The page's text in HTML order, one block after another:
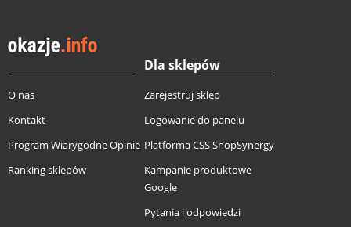
O nas
Kontakt
Program Wiarygodne Opinie
Ranking sklepów
Dla sklepów
Zarejestruj sklep
Logowanie do panelu
Platforma CSS ShopSynergy
Kampanie produktowe
Google
Pytania i odpowiedzi